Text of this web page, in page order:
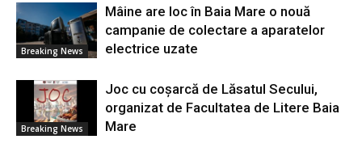
Breaking News
Mâine are loc în Baia Mare o nouă
campanie de colectare a aparatelor
electrice uzate
Breaking News
Joc cu coșarcă de Lăsatul Secului,
organizat de Facultatea de Litere Baia
Mare